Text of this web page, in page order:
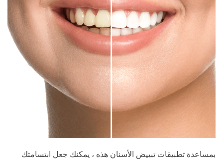
بمساعدة تطبيقات تبييض الأسنان هذه ، يمكنك جعل ابتسامتك